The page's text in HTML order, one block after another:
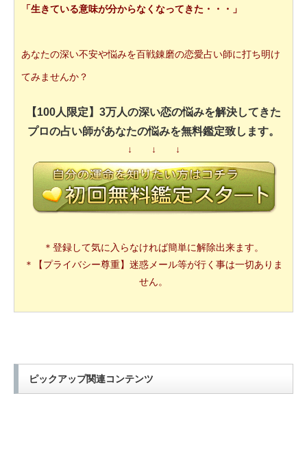
「生きている意味が分からなくなってきた・・・」
あなたの深い不安や悩みを百戦錬磨の恋愛占い師に打ち明け
てみませんか？
【100人限定】3万人の深い恋の悩みを解決してきた
プロの占い師があなたの悩みを無料鑑定致します。
↓ ↓ ↓
＊登録して気に入らなければ簡単に解除出来ます。
＊【プライバシー尊重】迷惑メール等が行く事は一切ありま
せん。
ピックアップ関連コンテンツ